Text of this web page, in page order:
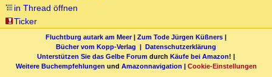
in Thread öffnen
Ticker
Fluchtburg autark am Meer| Zum Tode Jürgen Küßners |
Bücher vom Kopp-Verlag | Datenschutzerklärung
Unterstützen Sie das Gelbe Forum durch Käufe bei Amazon! |
Weitere Buchempfehlungen und Amazonnavigation | Cookie-Einstellungen